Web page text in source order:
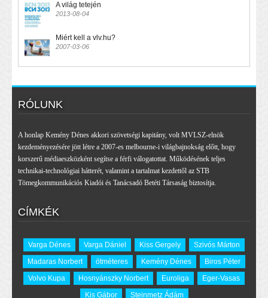
A világ tetején
2013-08-04
Miért kell a vlv.hu?
2007-03-06
RÓLUNK
A honlap Kemény Dénes akkori szövetségi kapitány, volt MVLSZ-elnök
kezdeményezésére jött létre a 2007-es melbourne-i világbajnokság előtt, hogy
korszerű médiaeszközként segítse a férfi válogatottat. Működésének teljes
technikai-technológiai hátterét, valamint a tartalmat kezdettől az STB
Tömegkommunikációs Kiadói és Tanácsadó Betéti Társaság biztosítja.
CÍMKÉK
Varga Dénes Varga Dániel Kiss Gergely
Szivós Márton
Madaras Norbert
ötméteres Kemény Dénes
Biros Péter
Volvo Kupa
Hosnyánszky Norbert Euroliga
Eger-Vasas
Kis Gábor
Steinmetz Ádám